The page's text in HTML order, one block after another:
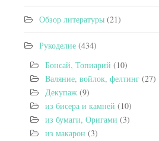
Обзор литературы (21)
Рукоделие (434)
Бонсай, Топиарий (10)
Валяние, войлок, фелтинг (27)
Декупаж (9)
из бисера и камней (10)
из бумаги, Оригами (3)
из макарон (3)